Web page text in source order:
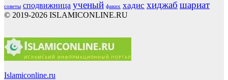
советы сподвижница ученый факих хадис хиджаб шариат
© 2019-2026 ISLAMICONLINE.RU
Islamiconline.ru